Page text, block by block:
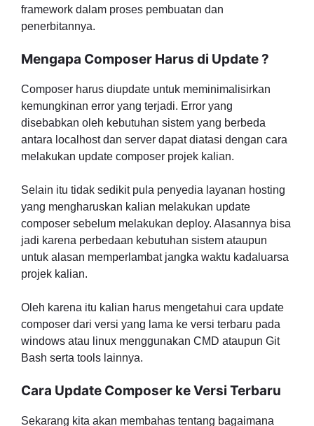
framework dalam proses pembuatan dan
penerbitannya.
Mengapa Composer Harus di Update ?
Composer harus diupdate untuk meminimalisirkan
kemungkinan error yang terjadi. Error yang
disebabkan oleh kebutuhan sistem yang berbeda
antara localhost dan server dapat diatasi dengan cara
melakukan update composer projek kalian.
Selain itu tidak sedikit pula penyedia layanan hosting
yang mengharuskan kalian melakukan update
composer sebelum melakukan deploy. Alasannya bisa
jadi karena perbedaan kebutuhan sistem ataupun
untuk alasan memperlambat jangka waktu kadaluarsa
projek kalian.
Oleh karena itu kalian harus mengetahui cara update
composer dari versi yang lama ke versi terbaru pada
windows atau linux menggunakan CMD ataupun Git
Bash serta tools lainnya.
Cara Update Composer ke Versi Terbaru
Sekarang kita akan membahas tentang bagaimana